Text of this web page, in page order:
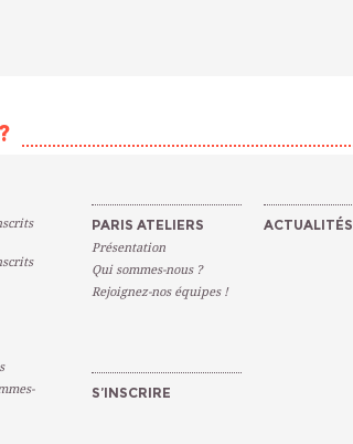
PARIS ATELIERS
Présentation
Qui sommes-nous ?
Rejoignez-nos équipes !
ACTUALITÉS
S’INSCRIRE